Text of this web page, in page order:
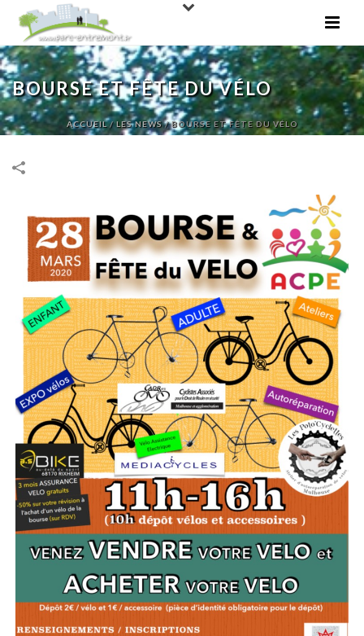
BOURSE ET FÊTE DU VÉLO
ACCUEIL/ LES NEWS/BOURSE ET FÊTE DU VÉLO